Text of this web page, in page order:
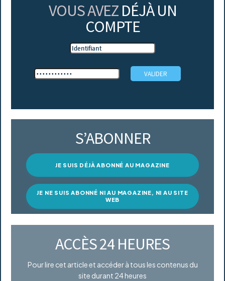
VOUS AVEZ DÉJÀ UN
COMPTE
S’ABONNER
JE SUIS DÉJÀ ABONNÉ AU MAGAZINE
JE NE SUIS ABONNÉ NI AU MAGAZINE, NI AU SITE
WEB
ACCÈS 24 HEURES
Pour lire cet article et accéder à tous les contenus du
site durant 24 heures